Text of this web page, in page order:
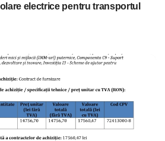
electrice pentru transportul